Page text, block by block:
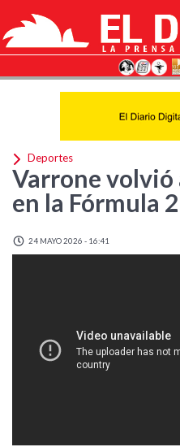
Deportes
Varrone volvió
en la Fórmula 2
24 MAYO 2026 - 16:41